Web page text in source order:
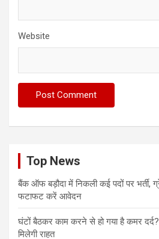
Website
Top News
बैंक ऑफ बड़ौदा में निकली कई पदों पर
फटाफट करें आवेदन
घंटों बैठकर काम करने से हो गया है कमर
मिलेगी राहत